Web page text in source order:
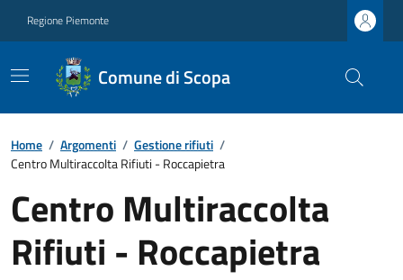
Regione Piemonte
Comune di Scopa
Home / Argomenti / Gestione rifiuti /
Centro Multiraccolta Rifiuti - Roccapietra
Centro Multiraccolta
Rifiuti - Roccapietra